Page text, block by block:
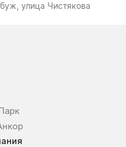
улица Чистякова